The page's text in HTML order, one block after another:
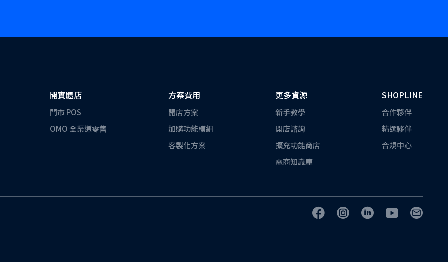
開實體店
門市 POS
OMO 全渠道零售
方案費用
開店方案
加購功能模組
客製化方案
更多資源
新手教學
開店諮詢
擴充功能商店
電商知識庫
SHOPLINE
合作夥伴
精選夥伴
合規中心